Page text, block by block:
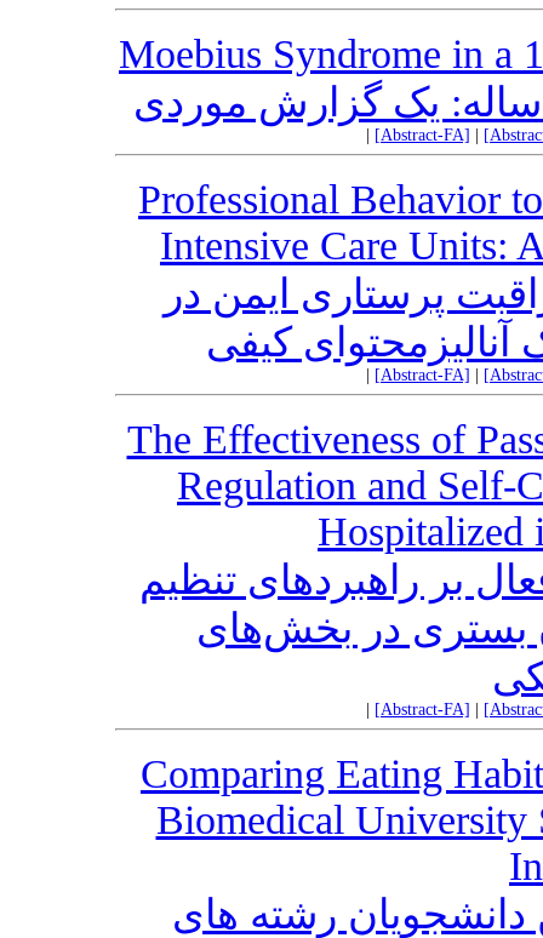
Moebius Syndrome in a
[Abstract-FA]
Professional Behavior
Intensive Care Units:
پرستاری ایمن در
کیفی
[Abstract-FA]
The Effectiveness of
Regulation and Self-
Hospitalized
بر راهبردهای تنظیم
بستری در بخش‌های
[Abstract-FA]
Comparing Eating
Biomedical University
رشته های